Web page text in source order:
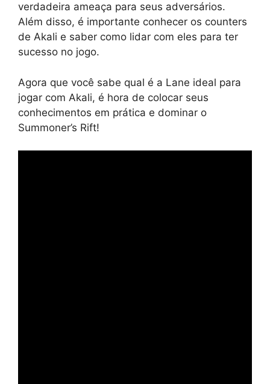
verdadeira ameaça para seus adversários.
Além disso, é importante conhecer os counters
de Akali e saber como lidar com eles para ter
sucesso no jogo.
Agora que você sabe qual é a Lane ideal para
jogar com Akali, é hora de colocar seus
conhecimentos em prática e dominar o
Summoner’s Rift!